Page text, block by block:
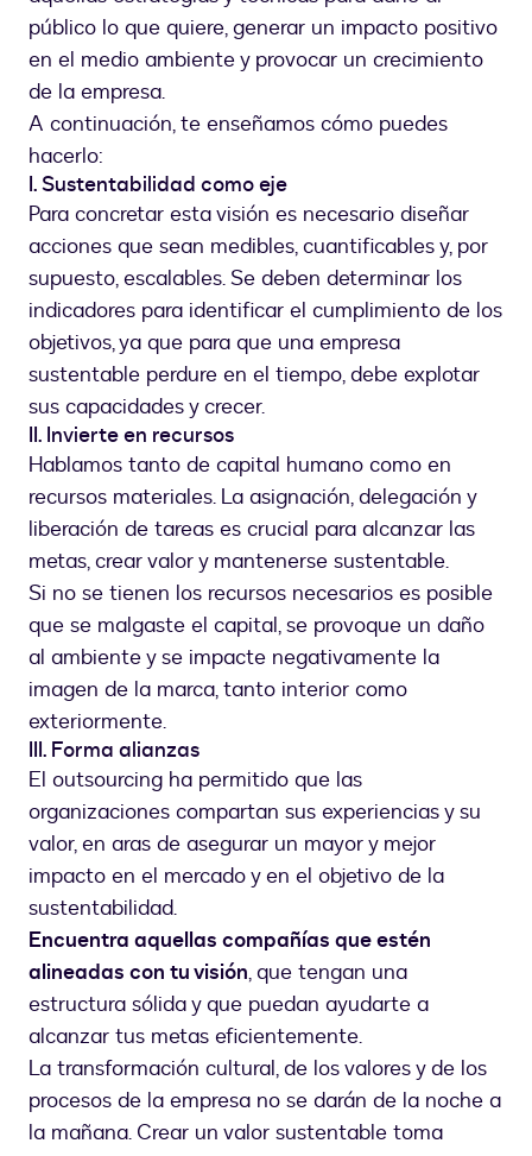
público lo que quiere, generar un impacto positivo
en el medio ambiente y provocar un crecimiento
de la empresa.
A continuación, te enseñamos cómo puedes
hacerlo:
I. Sustentabilidad como eje
Para concretar esta visión es necesario diseñar
acciones que sean medibles, cuantificables y, por
supuesto, escalables. Se deben determinar los
indicadores para identificar el cumplimiento de los
objetivos, ya que para que una empresa
sustentable perdure en el tiempo, debe explotar
sus capacidades y crecer.
II. Invierte en recursos
Hablamos tanto de capital humano como en
recursos materiales. La asignación, delegación y
liberación de tareas es crucial para alcanzar las
metas, crear valor y mantenerse sustentable.
Si no se tienen los recursos necesarios es posible
que se malgaste el capital, se provoque un daño
al ambiente y se impacte negativamente la
imagen de la marca, tanto interior como
exteriormente.
III. Forma alianzas
El outsourcing ha permitido que las
organizaciones compartan sus experiencias y su
valor, en aras de asegurar un mayor y mejor
impacto en el mercado y en el objetivo de la
sustentabilidad.
Encuentra aquellas compañías que estén
alineadas con tu visión, que tengan una
estructura sólida y que puedan ayudarte a
alcanzar tus metas eficientemente.
La transformación cultural, de los valores y de los
procesos de la empresa no se darán de la noche a
la mañana. Crear un valor sustentable toma